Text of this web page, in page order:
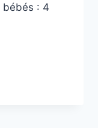
bébés : 4